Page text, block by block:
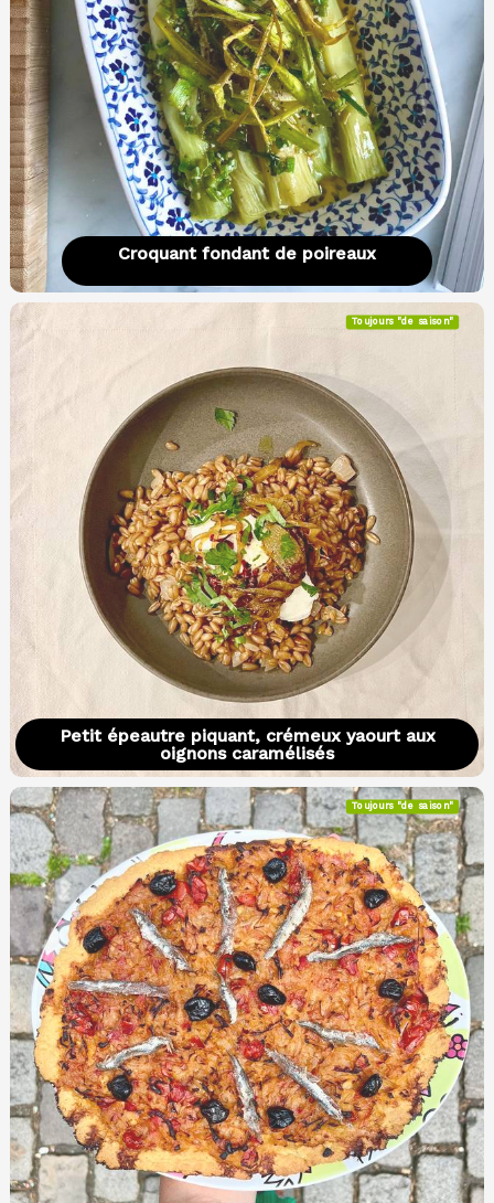
Croquant fondant de poireaux
Petit épeautre piquant, crémeux yaourt aux
oignons caramélisés
Toujours "de saison"
Toujours "de saison"